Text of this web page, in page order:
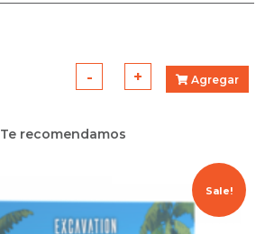
-
Marvel
Protocol:
Jr.
&
+ Agregar
Te recomendamos
Sale!